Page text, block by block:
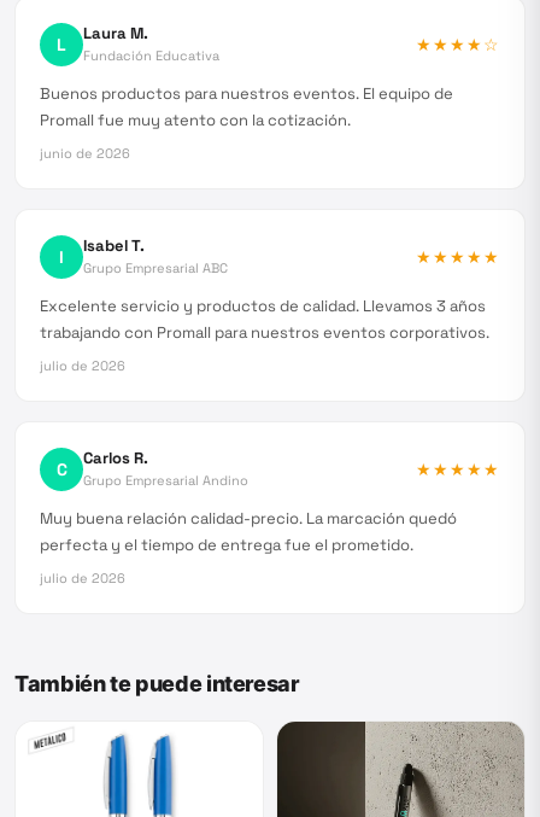
L Laura M.
Fundación Educativa
★★★★☆
Buenos productos para nuestros eventos. El equipo de
Promall fue muy atento con la cotización.
junio de 2026
I Isabel T.
Grupo Empresarial ABC
★★★★★
Excelente servicio y productos de calidad. Llevamos 3 años
trabajando con Promall para nuestros eventos corporativos.
julio de 2026
C Carlos R.
Grupo Empresarial Andino
★★★★★
Muy buena relación calidad-precio. La marcación quedó
perfecta y el tiempo de entrega fue el prometido.
julio de 2026
También te puede interesar